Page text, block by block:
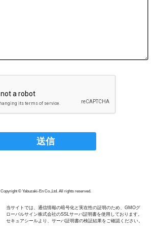
Copyright © Yabuzaki-En Co.,Ltd. All rights reserved.
当サイトでは、通信情報の暗号化と実在性の証明のため、GMOグ
ローバルサイン株式会社のSSLサーバ証明書を使用しております。
セキュアシールより、サーバ証明書の検証結果をご確認ください。